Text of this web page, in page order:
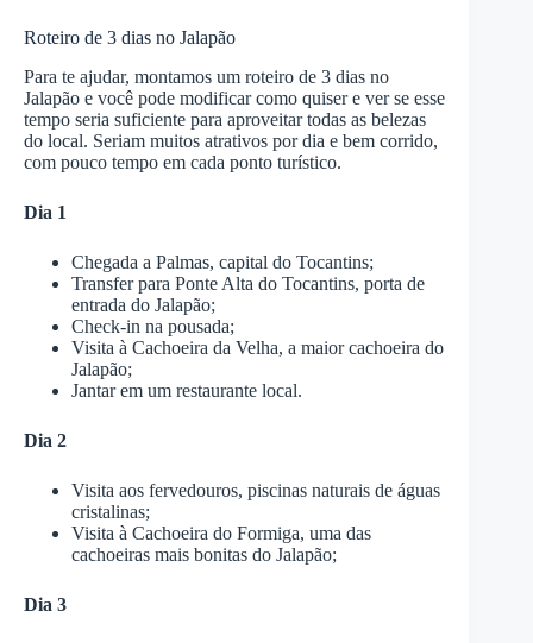
Roteiro de 3 dias no Jalapão
Para te ajudar, montamos um roteiro de 3 dias no
Jalapão e você pode modificar como quiser e ver se esse
tempo seria suficiente para aproveitar todas as belezas
do local. Seriam muitos atrativos por dia e bem corrido,
com pouco tempo em cada ponto turístico.
Dia 1
Chegada a Palmas, capital do Tocantins;
Transfer para Ponte Alta do Tocantins, porta de
entrada do Jalapão;
Check-in na pousada;
Visita à Cachoeira da Velha, a maior cachoeira do
Jalapão;
Jantar em um restaurante local.
Dia 2
Visita aos fervedouros, piscinas naturais de águas
cristalinas;
Visita à Cachoeira do Formiga, uma das
cachoeiras mais bonitas do Jalapão;
Dia 3